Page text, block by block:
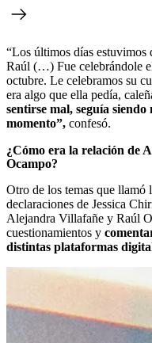
“Los últimos días estuvimos
Raúl (…) Fue celebrándole
octubre. Le celebramos su
era algo que ella pedía,
sentirse mal, seguía
momento”, confesó.
¿Cómo era la relación de
Ocampo?
Otro de los temas que llamó
declaraciones de Jessica
Alejandra Villafañe y Raúl
cuestionamientos y
distintas plataformas